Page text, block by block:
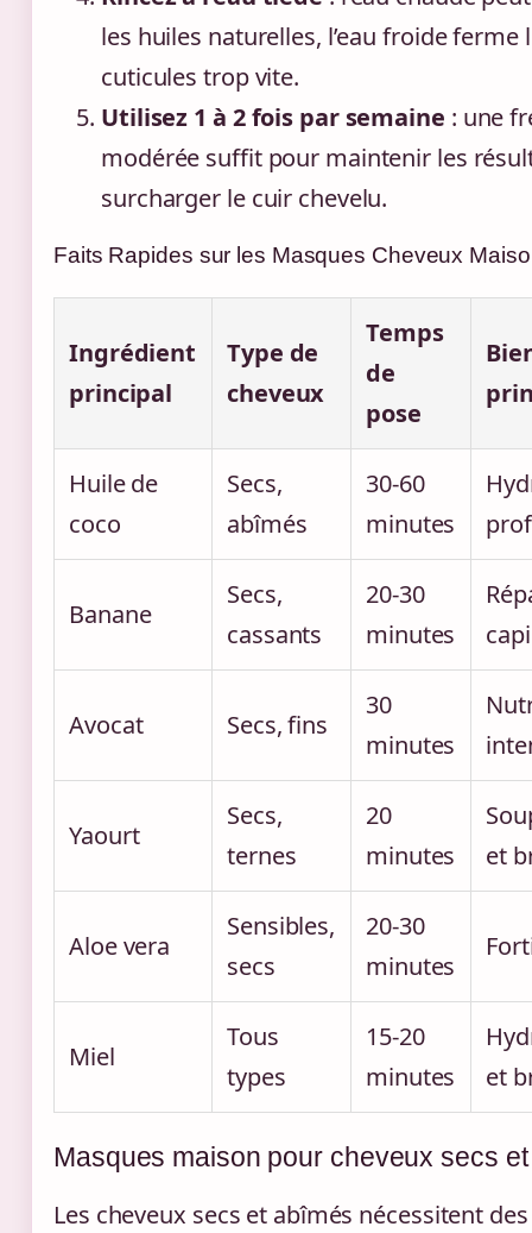
les huiles naturelles, l’eau froide ferme
cuticules trop vite.
Utilisez 1 à 2 fois par semaine : une
modérée suffit pour maintenir les
surcharger le cuir chevelu.
Faits Rapides sur les Masques Cheveux
Ingrédient
principal
Type de
cheveux
Temps
de
pose
Huile de
coco
Secs,
abîmés
30-60
minutes
Banane
Secs,
cassants
20-30
minutes
Avocat Secs, fins
30
minutes
Yaourt
Secs,
ternes
20
minutes
et
Aloe vera
Sensibles,
secs
20-30
minutes
Miel
Tous
types
15-20
minutes
et
Masques maison pour cheveux secs
Les cheveux secs et abîmés nécessitent